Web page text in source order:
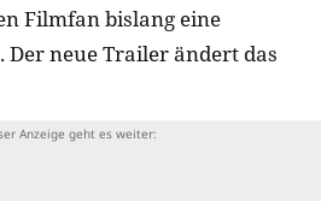
Filmfan bislang eine
Der neue Trailer ändert das